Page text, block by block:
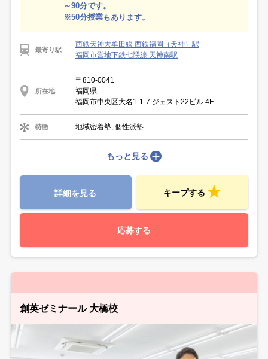
～90分です。
※50分授業もあります。
最寄り駅
西鉄天神大牟田線 西鉄福岡（天神）駅
福岡市営地下鉄七隈線 天神南駅
所在地
〒810-0041
福岡県
福岡市中央区大名1-1-7 ジェスト22ビル 4F
特徴 地域密着塾, 個性派塾
もっと見る
詳細を見る キープする
応募する
創英ゼミナール 大橋校